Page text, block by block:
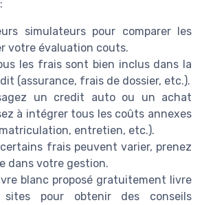
simulateurs pour comparer les
votre évaluation couts.
les frais sont bien inclus dans la
(assurance, frais de dossier, etc.).
un credit auto ou un achat
à intégrer tous les coûts annexes
entretien, etc.).
frais peuvent varier, prenez
dans votre gestion.
blanc proposé gratuitement livre
sites pour obtenir des conseils